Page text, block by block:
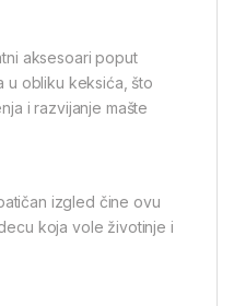
aksesoari poput
u obliku keksića, što
i razvijanje mašte
izgled čine ovu
koja vole životinje i